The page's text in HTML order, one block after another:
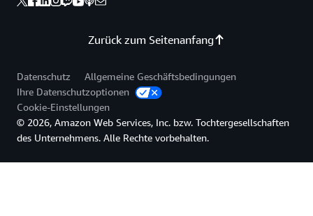
Zurück zum Seitenanfang
Datenschutz
Allgemeine Geschäftsbedingungen
Ihre Datenschutzoptionen
Cookie-Einstellungen
© 2026, Amazon Web Services, Inc. bzw. Tochtergesellschaften
des Unternehmens. Alle Rechte vorbehalten.